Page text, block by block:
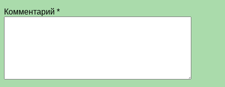
Комментарий *